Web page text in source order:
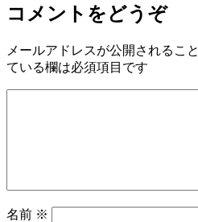
コメントをどうぞ
メールアドレスが公開されるこ
ている欄は必須項目です
名前 ※